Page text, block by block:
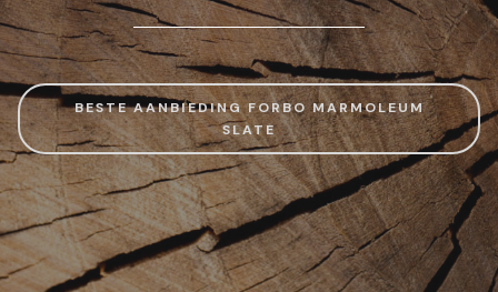
BESTE AANBIEDING FORBO MARMOLEUM
SLATE